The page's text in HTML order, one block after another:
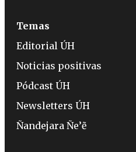
Temas
Editorial ÚH
Noticias positivas
Pódcast ÚH
Newsletters ÚH
Ñandejara Ñe’ẽ